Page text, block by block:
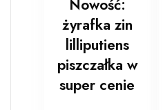
Nowość:
żyrafka zin
lilliputiens
piszczałka w
super cenie